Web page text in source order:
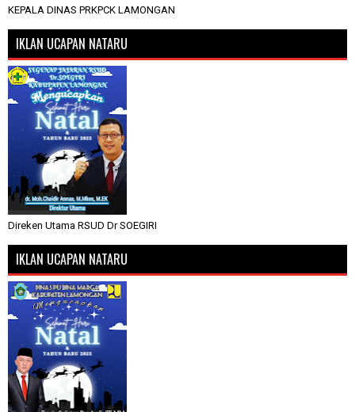
KEPALA DINAS PRKPCK LAMONGAN
IKLAN UCAPAN NATARU
Direken Utama RSUD Dr SOEGIRI
IKLAN UCAPAN NATARU